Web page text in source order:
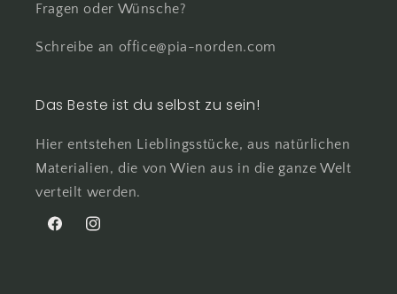
Fragen oder Wünsche?
Schreibe an office@pia-norden.com
Das Beste ist du selbst zu sein!
Hier entstehen Lieblingsstücke, aus natürlichen
Materialien, die von Wien aus in die ganze Welt
verteilt werden.
FacebookInstagram